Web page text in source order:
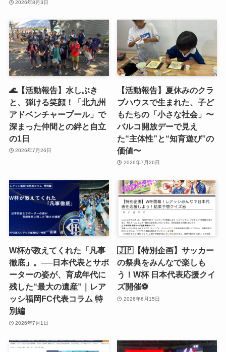
2026年8月3日
🌊【活動報告】水しぶき
と、弾ける笑顔！「北九州
アドベンチャープール」で
深まった仲間との絆と自立
の1日
2026年7月26日
【活動報告】夏休みのクラ
ブハウスで生まれた、子ど
もたちの「小さな社会」〜
バルコ開放デーで見え
た“主体性”と“知育遊び”の
価値〜
2026年7月26日
W杯が教えてくれた「凡事
徹底」。──日本代表とサポ
ーターの姿が、育成年代に
残した“最大の遺産”｜レア
ッシ福岡FC代表コラム 特
別編
2026年7月1日
🇯🇵【特別企画】サッカー
の祭典をみんなで楽しも
う！W杯 日本代表応援クイ
ズ開催⚽️
2026年6月15日